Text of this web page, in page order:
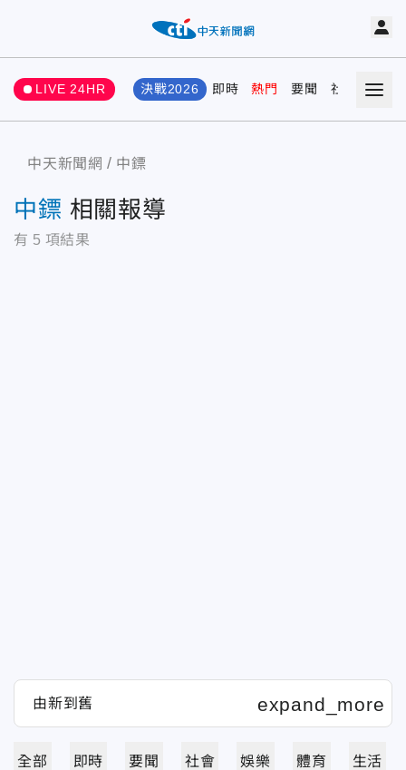
LIVE 24HR 決戰2026 即時 熱門 要聞 社會 娛樂
中天新聞網 中鏢
中鏢 相關報導
有 5 項結果
全部 即時 要聞 社會 娛樂 體育 生活